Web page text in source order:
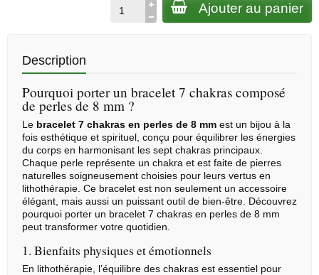
Ajouter au panier
Description
Pourquoi porter un bracelet 7 chakras composé
de perles de 8 mm ?
Le bracelet 7 chakras en perles de 8 mm est un bijou à la
fois esthétique et spirituel, conçu pour équilibrer les énergies
du corps en harmonisant les sept chakras principaux.
Chaque perle représente un chakra et est faite de pierres
naturelles soigneusement choisies pour leurs vertus en
lithothérapie . Ce bracelet est non seulement un accessoire
élégant, mais aussi un puissant outil de bien-être. Découvrez
pourquoi porter un bracelet 7 chakras en perles de 8 mm
peut transformer votre quotidien.
1. Bienfaits physiques et émotionnels
En lithothérapie, l’équilibre des chakras est essentiel pour